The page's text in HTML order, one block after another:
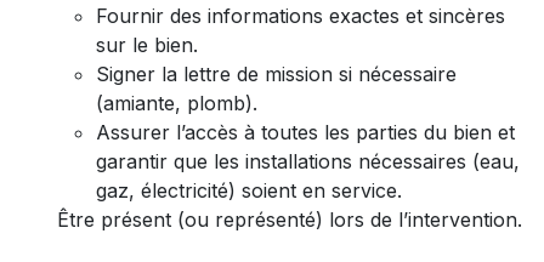
Fournir des informations exactes et sincères
sur le bien.
Signer la lettre de mission si nécessaire
(amiante, plomb).
Assurer l’accès à toutes les parties du bien et
garantir que les installations nécessaires (eau,
gaz, électricité) soient en service.
Être présent (ou représenté) lors de l’intervention.